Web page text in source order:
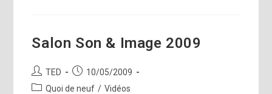
Salon Son & Image 2009
Auteur/autrice
de
TED
Publication
publiée :
10/05/2009
PostQuoi de neuf / Vidéos